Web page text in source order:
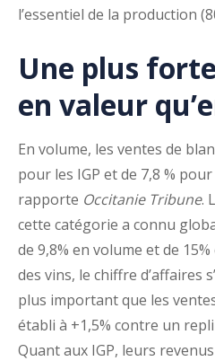
l’essentiel de la production
Une plus
en valeur
En volume, les ventes de
pour les IGP et de 7,8 % pour
rapporte Occitanie Tribune.
cette catégorie a connu
de 9,8% en volume et de
des vins, le chiffre d’affaires
plus important que les
établi à +1,5% contre un
Quant aux IGP, leurs